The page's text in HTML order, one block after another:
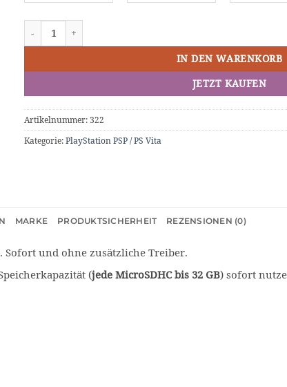
IN DEN WARENKORB
JETZT KAUFEN
Artikelnummer: 322
Kategorie: PlayStation PSP / PS Vita
MARKE PRODUKTSICHERHEIT REZENSIONEN (0)
Sofort und ohne zusätzliche Treiber.
(jede MicroSDHC bis 32 GB) sofort